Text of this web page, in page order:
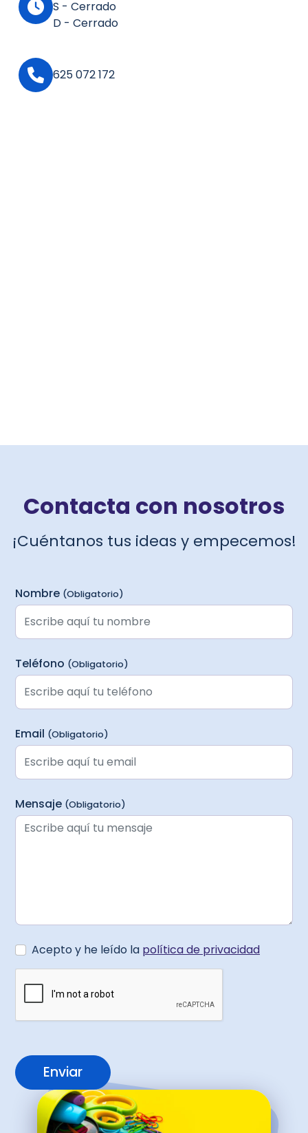
S - Cerrado
D - Cerrado
625 072 172
Contacta con nosotros
¡Cuéntanos tus ideas y empecemos!
Formulario de Contacto
Nombre (Obligatorio)
Teléfono (Obligatorio)
Email (Obligatorio)
Mensaje (Obligatorio)
Acepto y he leído la política de privacidad